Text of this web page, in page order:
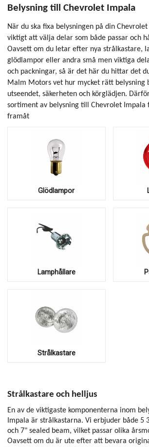
Belysning till Chevrolet Impala
När du ska fixa belysningen på din
viktigt att välja delar som både passar och
Oavsett om du letar efter nya strålkastare,
glödlampor eller andra små men viktiga
och packningar, så är det här du hittar det
Malm Motors vet hur mycket rätt belysning
utseendet, säkerheten och körglädjen.
sortiment av belysning till Chevrolet Impala
framåt
Glödlampor
Lamphållare
Strålkastare
Strålkastare och helljus
En av de viktigaste komponenterna inom
Impala är strålkastarna. Vi erbjuder både 5
och 7" sealed beam, vilket passar olika
Oavsett om du är ute efter att bevara